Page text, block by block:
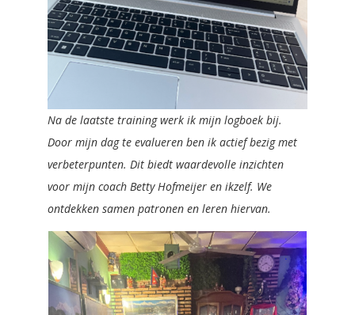
Na de laatste training werk ik mijn logboek bij.
Door mijn dag te evalueren ben ik actief bezig met
verbeterpunten. Dit biedt waardevolle inzichten
voor mijn coach Betty Hofmeijer en ikzelf. We
ontdekken samen patronen en leren hiervan.